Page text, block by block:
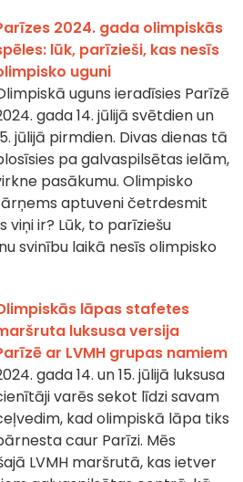
2024. gada olimpiskās
lūk, parīzieši, kas nesīs
uguni
uguns ieradīsies Parīzē
gada 14. jūlijā svētdien un
jūlijā pirmdien. Divas dienas tā
pa galvaspilsētas ielām,
pasākumu. Olimpisko
aptuveni četrdesmit
viņi ir? Lūk, to parīziešu
svinību laikā nesīs olimpisko
lāpas stafetes
luksusa versija
ar LVMH grupas namiem
gada 14. un 15. jūlijā luksusa
varēs sekot līdzi savam
kad olimpiskā lāpa tiks
caur Parīzi. Mēs
LVMH maršrutā, kas ietver